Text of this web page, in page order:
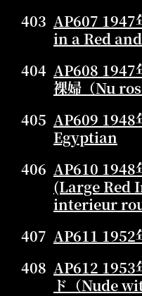
403 AP607
in a Red
404 AP608
裸婦（Nu
405 AP609
Egyptian
406 AP610
(Large Red
interieur
407 AP611
408 AP612
ド（Nude